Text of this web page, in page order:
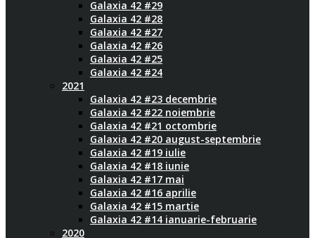
Galaxia 42 #29
Galaxia 42 #28
Galaxia 42 #27
Galaxia 42 #26
Galaxia 42 #25
Galaxia 42 #24
2021
Galaxia 42 #23 decembrie
Galaxia 42 #22 noiembrie
Galaxia 42 #21 octombrie
Galaxia 42 #20 august-septembrie
Galaxia 42 #19 iulie
Galaxia 42 #18 iunie
Galaxia 42 #17 mai
Galaxia 42 #16 aprilie
Galaxia 42 #15 martie
Galaxia 42 #14 ianuarie-februarie
2020